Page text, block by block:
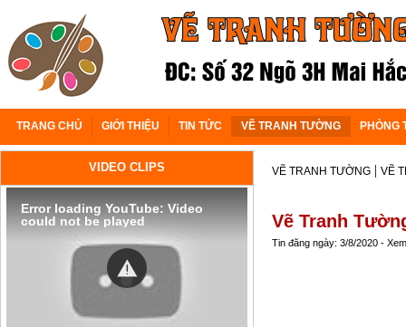
TRANG CHỦ GIỚI THIỆU TIN TỨC VẼ TRANH TƯỜNG PHÒNG
VIDEO CLIPS
Error loading YouTube: Video
could not be played
VẼ TRANH TƯỜNG | VẼ
Vẽ Tranh
Tin đăng ngày: 3/8/2020 -